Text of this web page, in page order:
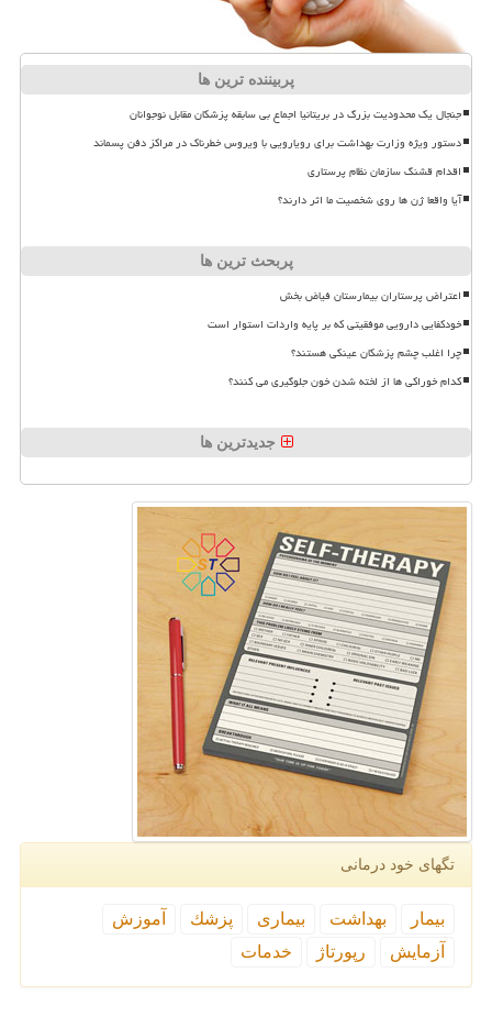
پربیننده ترین ها
جنجال یک محدودیت بزرگ در بریتانیا اجماع بی سابقه پزشکان مقابل نوجوانان
دستور ویژه وزارت بهداشت برای رویارویی با ویروس خطرناک در مراکز دفن پسماند
اقدام قشنگ سازمان نظام پرستاری
آیا واقعا ژن ها روی شخصیت ما اثر دارند؟
پربحث ترین ها
اعتراض پرستاران بیمارستان فیاض بخش
خودکفایی دارویی موفقیتی که بر پایه واردات استوار است
چرا اغلب چشم پزشکان عینکی هستند؟
کدام خوراکی ها از لخته شدن خون جلوگیری می کنند؟
جدیدترین ها
تگهای خود درمانی
بیمار بهداشت بیماری پزشك
آموزش
آزمایش
رپورتاژ خدمات